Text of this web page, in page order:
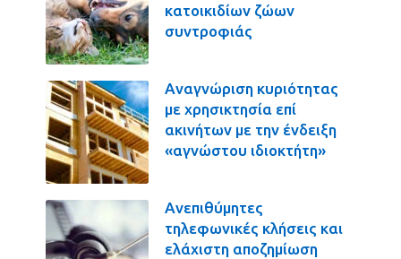
κατοικιδίων ζώων
συντροφιάς
Αναγνώριση κυριότητας
με χρησικτησία επί
ακινήτων με την ένδειξη
«αγνώστου ιδιοκτήτη»
Ανεπιθύμητες
τηλεφωνικές κλήσεις και
ελάχιστη αποζημίωση